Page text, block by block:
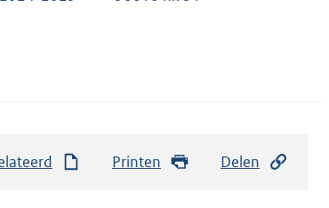
Printen Delen